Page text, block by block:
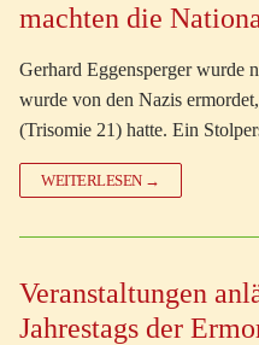
machten die
Gerhard Eggensperger wurde
wurde von den Nazis
(Trisomie 21) hatte. Ein
WEITERLESEN →
Veranstaltungen
Jahrestags der